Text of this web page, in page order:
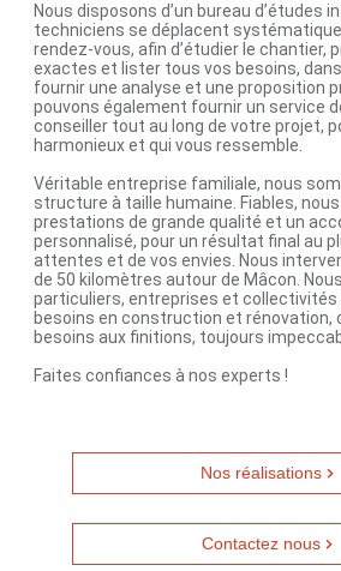
Nous disposons d’un bureau d’études
techniciens se déplacent
rendez-vous, afin d’étudier le chantier,
exactes et lister tous vos besoins,
fournir une analyse et une proposition
pouvons également fournir un service
conseiller tout au long de votre projet,
harmonieux et qui vous ressemble.
Véritable entreprise familiale, nous
structure à taille humaine. Fiables,
prestations de grande qualité et un
personnalisé, pour un résultat final au
attentes et de vos envies. Nous
de 50 kilomètres autour de Mâcon.
particuliers, entreprises et collectivités
besoins en construction et rénovation,
besoins aux finitions, toujours
Faites confiances à nos experts !
Nos réalisations
Contactez nous